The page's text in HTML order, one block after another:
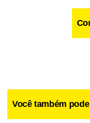
Grande do Sul), e o
na disputa pela
paralisação das
Você também